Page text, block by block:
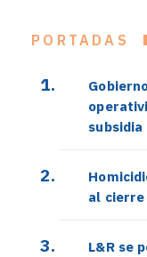
PORTADAS
subsidia
al
L&R se